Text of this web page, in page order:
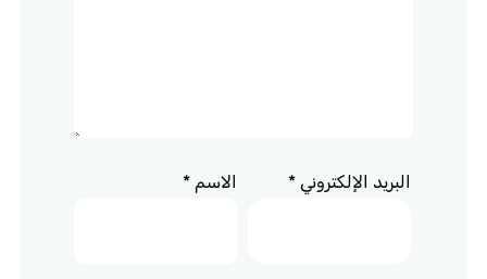
الاسم* البريد الإلكتروني*